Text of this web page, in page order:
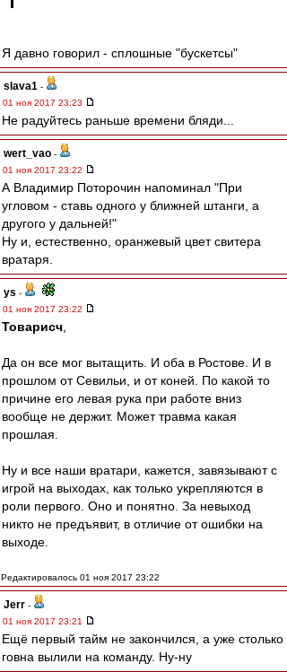
Я давно говорил - сплошные "бускетсы"
slava1 -
01 ноя 2017 23:23
Не радуйтесь раньше времени бляди...
wert_vao -
01 ноя 2017 23:22
А Владимир Поторочин напоминал "При
угловом - ставь одного у ближней штанги, а
другого у дальней!"
Ну и, естественно, оранжевый цвет свитера
вратаря.
ys -
01 ноя 2017 23:22
Товарисч
Да он все мог вытащить. И оба в Ростове. И в
прошлом от Севильи, и от коней. По какой то
причине его левая рука при работе вниз
вообще не держит. Может травма какая
прошлая.
Ну и все наши вратари, кажется, завязывают с
игрой на выходах, как только укрепляются в
роли первого. Оно и понятно. За невыход
никто не предъявит, в отличие от ошибки на
выходе.
Редактировалось 01 ноя 2017 23:22
Jerr -
01 ноя 2017 23:21
Ещё первый тайм не закончился, а уже столько
говна вылили на команду. Ну-ну